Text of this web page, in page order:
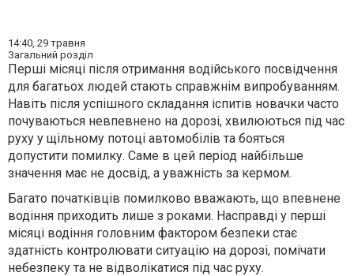
14:40, 29 травня
Загальний розділ
Перші місяці після отримання водійського посвідчення
для багатьох людей стають справжнім випробуванням.
Навіть після успішного складання іспитів новачки часто
почуваються невпевнено на дорозі, хвилюються під час
руху у щільному потоці автомобілів та бояться
допустити помилку. Саме в цей період найбільше
значення має не досвід, а уважність за кермом.
Багато початківців помилково вважають, що впевнене
водіння приходить лише з роками. Насправді у перші
місяці водіння головним фактором безпеки стає
здатність контролювати ситуацію на дорозі, помічати
небезпеку та не відволікатися під час руху.